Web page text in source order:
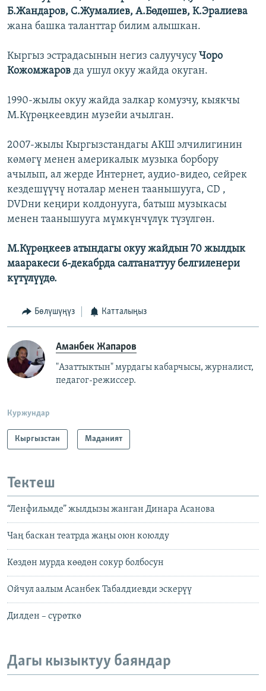
Б.Жандаров, С.Жумалиев, А.Бөдөшев, К.Эралиева
жана башка таланттар билим алышкан.
Кыргыз эстрадасынын негиз салуучусу Чоро
Кожомжаров да ушул окуу жайда окуган.
1990-жылы окуу жайда залкар комузчу, кыякчы
М.Күрөңкеевдин музейи ачылган.
2007-жылы Кыргызстандагы АКШ элчилигинин
көмөгү менен америкалык музыка борбору
ачылып, ал жерде Интернет, аудио-видео, сейрек
кездешүүчү ноталар менен таанышууга, СD ,
DVDни кеңири колдонууга, батыш музыкасы
менен таанышууга мүмкүнчүлүк түзүлгөн.
М.Күрөңкеев атындагы окуу жайдын 70 жылдык
мааракеси 6-декабрда салтанаттуу белгиленери
күтүлүүдө.
Бөлүшүңүз Катталыңыз
Аманбек Жапаров
"Азаттыктын" мурдагы кабарчысы, журналист,
педагог-режиссер.
Куржундар
Кыргызстан Маданият
Тектеш
“Ленфильмде” жылдызы жанган Динара Асанова
Чаң баскан театрда жаңы оюн коюлду
Көздөн мурда көөдөн сокур болбосун
Ойчул аалым Асанбек Табалдиевди эскерүү
Дилден – сүрөткө
Дагы кызыктуу баяндар